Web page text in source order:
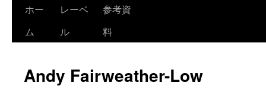
ホー
ム
レーベ
ル
参考資
料
Andy Fairweather-Low